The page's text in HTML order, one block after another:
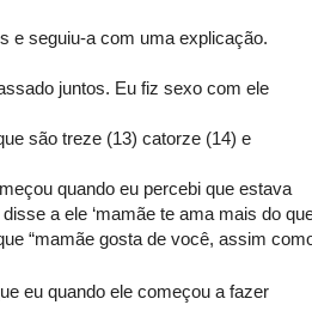
e seguiu-a com uma explicação.
juntos. Eu fiz sexo com ele
são treze (13) catorze (14) e
quando eu percebi que estava
a ele ‘mamãe te ama mais do
“mamãe gosta de você, assim
eu quando ele começou a fazer